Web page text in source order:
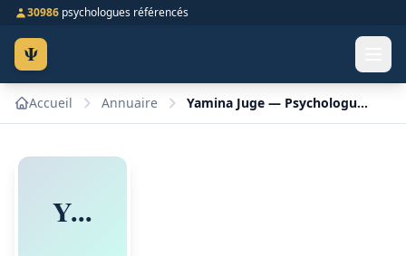
30986 psychologues référencés
Ψ
Accueil Annuaire Yamina Juge — Psychologue à Elbeuf
Y...